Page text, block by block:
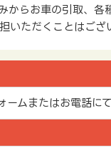
からお車の引取、各
いただくことはござ
ームまたはお電話に